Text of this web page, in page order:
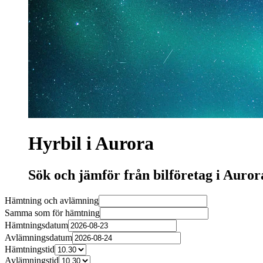
Hyrbil i Aurora
Sök och jämför från bilföretag i
Hämtning och avlämning
Samma som för hämtning
Hämtningsdatum
Avlämningsdatum
Hämtningstid
Avlämningstid